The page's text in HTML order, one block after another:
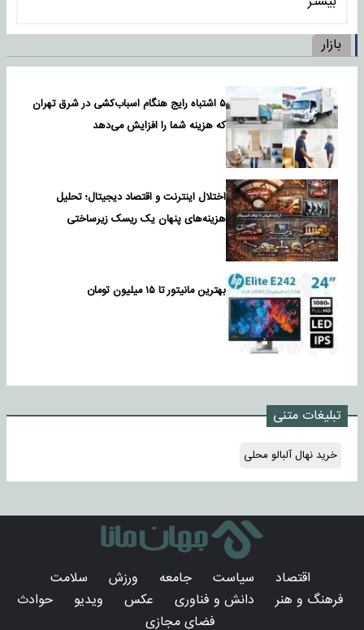
بازار
۵ اشتباه رایج هنگام اسباب‌کشی در شرق تهران
که هزینه شما را افزایش می‌دهد
اختلال اینترنت و اقتصاد دیجیتال؛ تحلیل
هزینه‌های پنهان یک ریسک زیرساختی
بهترین مانیتور تا ۱۵ میلیون تومان
تبلیغات متنی
خرید نهال آلبالو محلی
اقتصاد سیاست جامعه ورزش
سلامت
فرهنگ و هنر
دانش و فناوری عکس ویدیو
حوادث
فضای مجازی